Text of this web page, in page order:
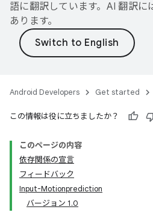
語に翻訳しています。AI 翻訳に
あります。
Android Developers Get started
この情報は役に立ちましたか？
このページの内容
依存関係の宣言
フィードバック
Input-Motionprediction
バージョン 1.0